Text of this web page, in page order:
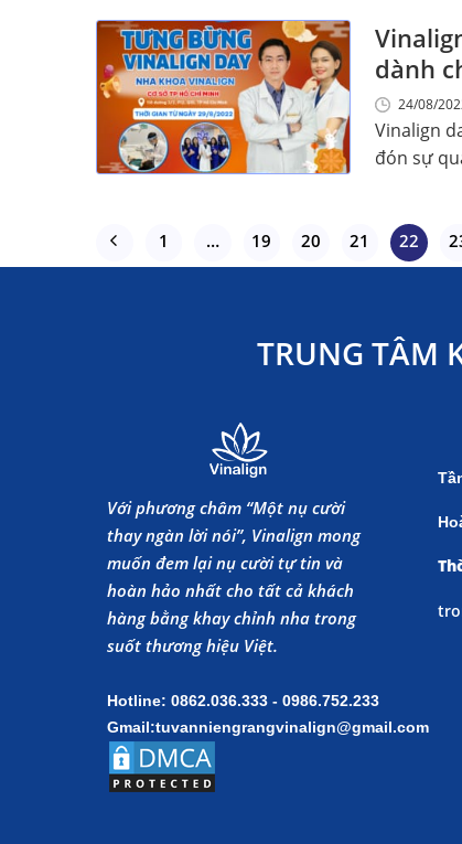
dành
24/08/
Vinalign
đón sự
1 … 19 20 21 22
TRUNG TÂM
Với phương châm “Một nụ cười
thay ngàn lời nói”, Vinalign mong
muốn đem lại nụ cười tự tin và
hoàn hảo nhất cho tất cả khách
hàng bằng khay chỉnh nha trong
suốt thương hiệu Việt.
Hotline: 0862.036.333 - 0986.752.233
Gmail:tuvanniengrangvinalign@gmail.com